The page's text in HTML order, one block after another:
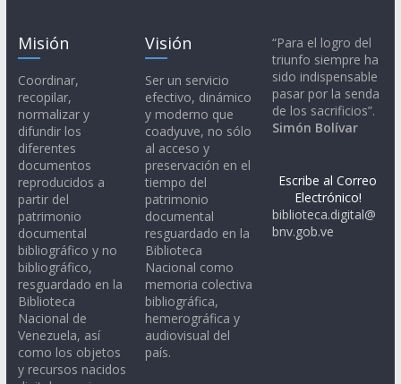
Misión
Coordinar,
recopilar,
normalizar y
difundir los
diferentes
documentos
reproducidos a
partir del
patrimonio
documental
bibliográfico y no
bibliográfico,
resguardado en la
Biblioteca
Nacional de
Venezuela, así
como los objetos
y recursos nacidos
Visión
Ser un servicio
efectivo, dinámico
y moderno que
coadyuve, no sólo
al acceso y
preservación en el
tiempo del
patrimonio
documental
resguardado en la
Biblioteca
Nacional como
memoria colectiva
bibliográfica,
hemerográfica y
audiovisual del
país.
“Para el logro del
triunfo siempre ha
sido indispensable
pasar por la senda
de los sacrificios”.
Simón Bolívar
Escribe al Correo
Electrónico!
biblioteca.digital@
bnv.gob.ve